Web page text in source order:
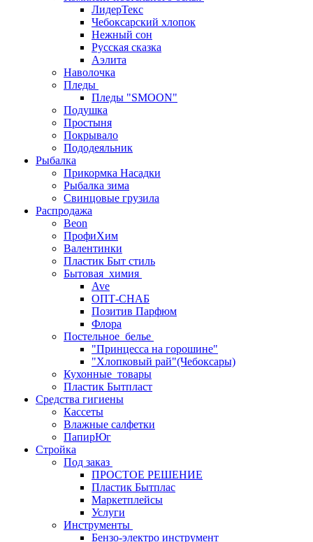
ЛидерТекс
Чебоксарский хлопок
Нежный сон
Русская сказка
Аэлита
Наволочка
Пледы
Пледы "SMOON"
Подушка
Простыня
Покрывало
Пододеяльник
Рыбалка
Прикормка Насадки
Рыбалка зима
Свинцовые грузила
Распродажа
Beon
ПрофиХим
Валентинки
Пластик Быт стиль
Бытовая_химия
Ave
ОПТ-СНАБ
Позитив Парфюм
Флора
Постельное_белье
"Принцесса на горошине"
"Хлопковый рай"(Чебоксары)
Кухонные_товары
Пластик Бытпласт
Средства гигиены
Кассеты
Влажные салфетки
ПапирЮг
Стройка
Под заказ
ПРОСТОЕ РЕШЕНИЕ
Пластик Бытплас
Маркетплейсы
Услуги
Инструменты
Бензо-электро инструмент